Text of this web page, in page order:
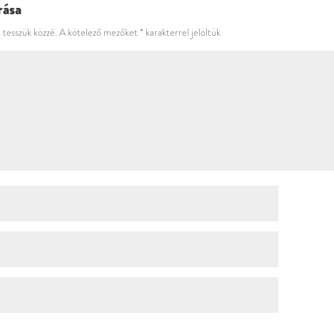
közzé. A kötelező mezőket * karakterrel jelöltük